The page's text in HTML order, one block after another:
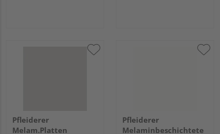
Pfleiderer
Melam.Platten
Pfleiderer
Melaminbeschichtete